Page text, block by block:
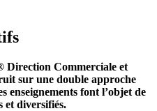
Direction Commerciale et
sur une double approche
enseignements font l’objet de
et diversifiés.